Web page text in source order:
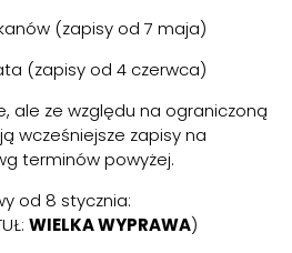
(zapisy od 7 maja)
(zapisy od 4 czerwca)
ale ze względu na ograniczoną
wcześniejsze zapisy na
terminów powyżej.
od 8 stycznia:
WIELKA WYPRAWA)